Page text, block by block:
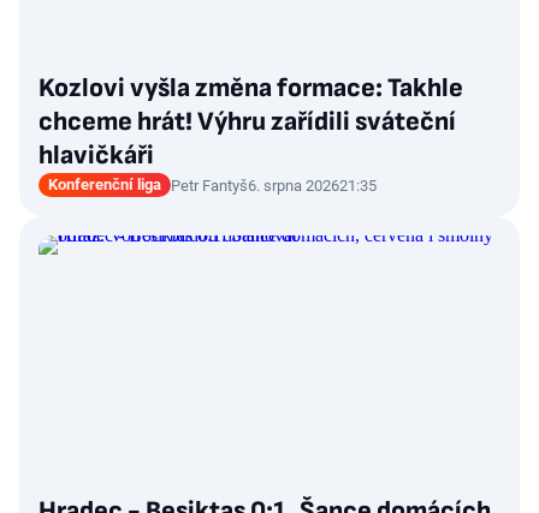
Kozlovi vyšla změna formace: Takhle
chceme hrát! Výhru zařídili sváteční
hlavičkáři
Konferenční liga Petr Fantyš6. srpna 202621:35